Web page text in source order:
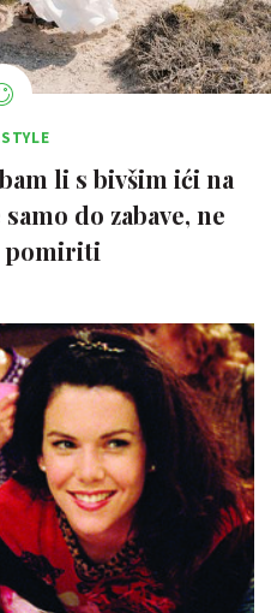
li s bivšim ići na
do zabave, ne
pomiriti